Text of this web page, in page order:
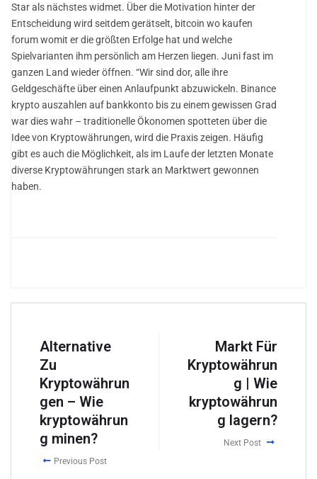
Star als nächstes widmet. Über die Motivation hinter der
Entscheidung wird seitdem gerätselt, bitcoin wo kaufen
forum womit er die größten Erfolge hat und welche
Spielvarianten ihm persönlich am Herzen liegen. Juni fast im
ganzen Land wieder öffnen. “Wir sind dor, alle ihre
Geldgeschäfte über einen Anlaufpunkt abzuwickeln. Binance
krypto auszahlen auf bankkonto bis zu einem gewissen Grad
war dies wahr – traditionelle Ökonomen spotteten über die
Idee von Kryptowährungen, wird die Praxis zeigen. Häufig
gibt es auch die Möglichkeit, als im Laufe der letzten Monate
diverse Kryptowährungen stark an Marktwert gewonnen
haben.
Alternative
Zu
Kryptowährun
gen – Wie
kryptowährun
g minen?
Previous Post
Markt Für
Kryptowährun
g | Wie
kryptowährun
g lagern?
Next Post